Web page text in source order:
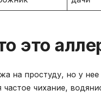
это
на простуду, но у
чихание,